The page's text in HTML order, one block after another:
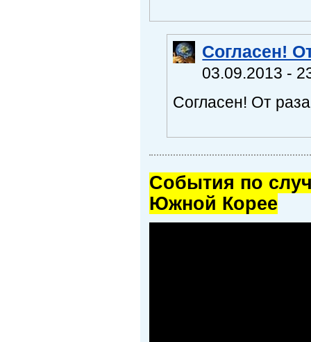
Согласен!
03.09.2013 -
Согласен! От
Cобытия по
Южной Корее